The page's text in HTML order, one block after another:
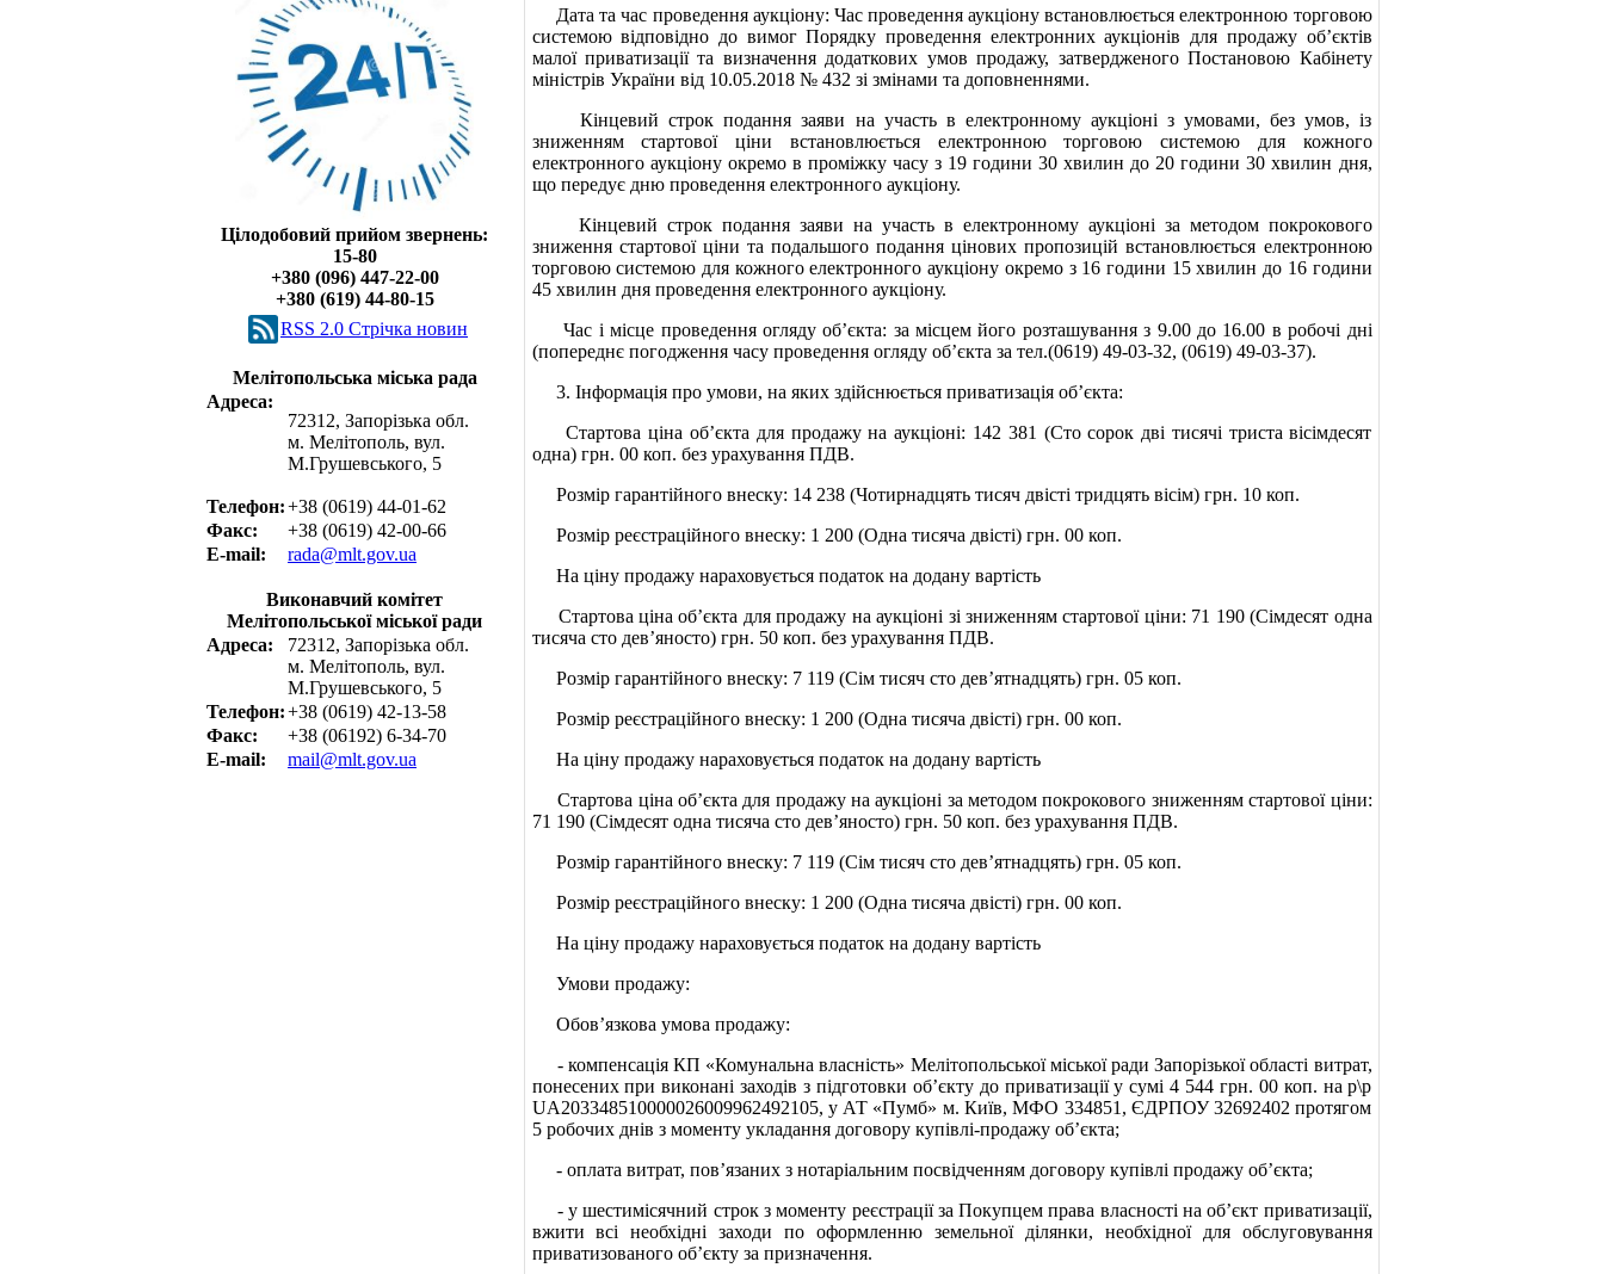
Цілодобовий прийом звернень:
15-80
+380 (096) 447-22-00
+380 (619) 44-80-15
RSS 2.0 Cтрічка новин
Мелітопольська міська рада
Адреса:
72312, Запорізька обл.
м. Мелітополь, вул.
М.Грушевського, 5
Телефон:+38 (0619) 44-01-62
Факс:
+38 (0619) 42-00-66
E-mail:
rada@mlt.gov.ua
Виконавчий комітет
Мелітопольської міської ради
Адреса:
72312, Запорізька обл.
м. Мелітополь, вул.
М.Грушевського, 5
Телефон:+38 (0619) 42-13-58
Факс:
+38 (06192) 6-34-70
E-mail:
mail@mlt.gov.ua
Дата та час проведення аукціону: Час проведення аукціону встановлюється електронною торговою
системою відповідно до вимог Порядку проведення електронних аукціонів для продажу об’єктів
малої приватизації та визначення додаткових умов продажу, затвердженого Постановою Кабінету
міністрів України від 10.05.2018 № 432 зі змінами та доповненнями.
Кінцевий строк подання заяви на участь в електронному аукціоні з умовами, без умов, із
зниженням стартової ціни встановлюється електронною торговою системою для кожного
електронного аукціону окремо в проміжку часу з 19 години 30 хвилин до 20 години 30 хвилин дня,
що передує дню проведення електронного аукціону.
Кінцевий строк подання заяви на участь в електронному аукціоні за методом покрокового
зниження стартової ціни та подальшого подання цінових пропозицій встановлюється електронною
торговою системою для кожного електронного аукціону окремо з 16 години 15 хвилин до 16 години
45 хвилин дня проведення електронного аукціону.
Час і місце проведення огляду об’єкта: за місцем його розташування з 9.00 до 16.00 в робочі дні
(попереднє погодження часу проведення огляду об’єкта за тел.(0619) 49-03-32, (0619) 49-03-37).
3. Інформація про умови, на яких здійснюється приватизація об’єкта:
Стартова ціна об’єкта для продажу на аукціоні: 142 381 (Сто сорок дві тисячі триста вісімдесят
одна) грн. 00 коп. без урахування ПДВ.
Розмір гарантійного внеску: 14 238 (Чотирнадцять тисяч двісті тридцять вісім) грн. 10 коп.
Розмір реєстраційного внеску: 1 200 (Одна тисяча двісті) грн. 00 коп.
На ціну продажу нараховується податок на додану вартість
Стартова ціна об’єкта для продажу на аукціоні зі зниженням стартової ціни: 71 190 (Сімдесят одна
тисяча сто дев’яносто) грн. 50 коп. без урахування ПДВ.
Розмір гарантійного внеску: 7 119 (Сім тисяч сто дев’ятнадцять) грн. 05 коп.
Розмір реєстраційного внеску: 1 200 (Одна тисяча двісті) грн. 00 коп.
На ціну продажу нараховується податок на додану вартість
Стартова ціна об’єкта для продажу на аукціоні за методом покрокового зниженням стартової ціни:
71 190 (Сімдесят одна тисяча сто дев’яносто) грн. 50 коп. без урахування ПДВ.
Розмір гарантійного внеску: 7 119 (Сім тисяч сто дев’ятнадцять) грн. 05 коп.
Розмір реєстраційного внеску: 1 200 (Одна тисяча двісті) грн. 00 коп.
На ціну продажу нараховується податок на додану вартість
Умови продажу:
Обов’язкова умова продажу:
- компенсація КП «Комунальна власність» Мелітопольської міської ради Запорізької області витрат,
понесених при виконані заходів з підготовки об’єкту до приватизації у сумі 4 544 грн. 00 коп. на р\р
UA203348510000026009962492105, у АТ «Пумб» м. Київ, МФО 334851, ЄДРПОУ 32692402 протягом
5 робочих днів з моменту укладання договору купівлі-продажу об’єкта;
- оплата витрат, пов’язаних з нотаріальним посвідченням договору купівлі продажу об’єкта;
-у шестимісячний строк з моменту реєстрації за Покупцем права власності на об’єкт приватизації,
вжити всі необхідні заходи по оформленню земельної ділянки, необхідної для обслуговування
приватизованого об’єкту за призначення.